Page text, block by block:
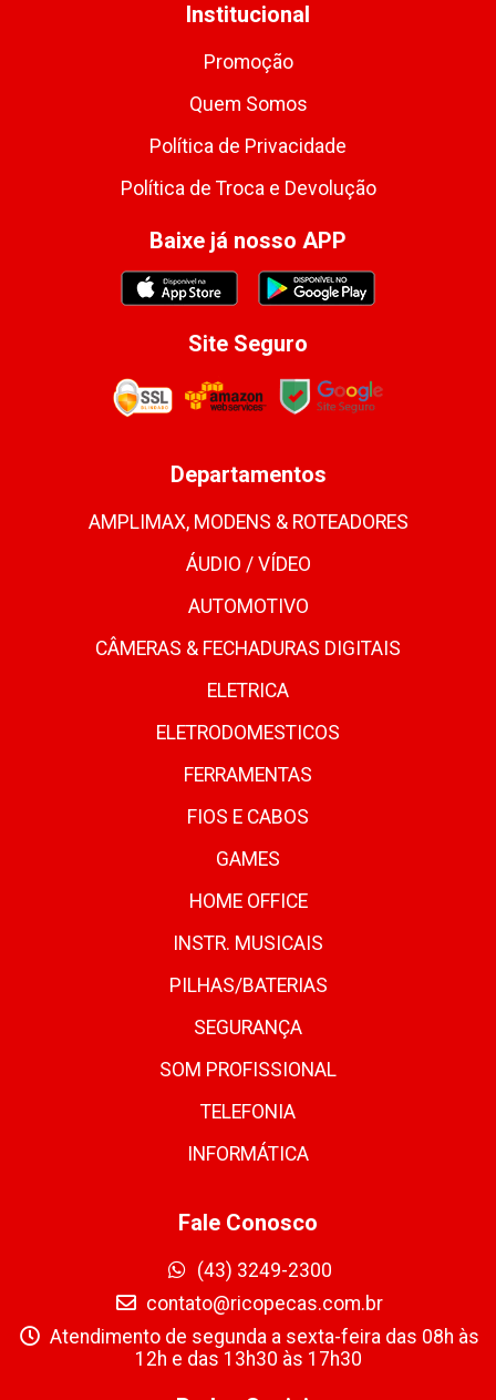
Institucional
Promoção
Quem Somos
Política de Privacidade
Política de Troca e Devolução
Baixe já nosso APP
Site Seguro
Departamentos
AMPLIMAX, MODENS & ROTEADORES
ÁUDIO / VÍDEO
AUTOMOTIVO
CÂMERAS & FECHADURAS DIGITAIS
ELETRICA
ELETRODOMESTICOS
FERRAMENTAS
FIOS E CABOS
GAMES
HOME OFFICE
INSTR. MUSICAIS
PILHAS/BATERIAS
SEGURANÇA
SOM PROFISSIONAL
TELEFONIA
INFORMÁTICA
Fale Conosco
(43) 3249-2300
contato@ricopecas.com.br
Atendimento de segunda a sexta-feira das 08h às
12h e das 13h30 às 17h30